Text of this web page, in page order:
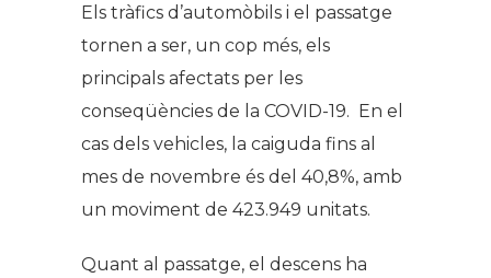
Els tràfics d’automòbils i el passatge
tornen a ser, un cop més, els
principals afectats per les
conseqüències de la COVID-19. En el
cas dels vehicles, la caiguda fins al
mes de novembre és del 40,8%, amb
un moviment de 423.949 unitats.
Quant al passatge, el descens ha